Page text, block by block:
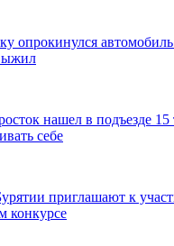
опрокинулся
нашел в подъезде
себе
приглашают к
конкурсе